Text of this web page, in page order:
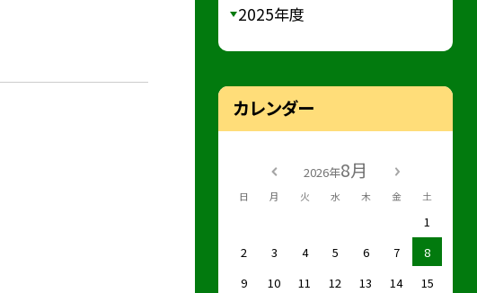
2025年度
カレンダー
2026年8月
日 月 火 水 木 金 土
1
2
3 4 5 6 7
8
9
10 11 12 13 14
15